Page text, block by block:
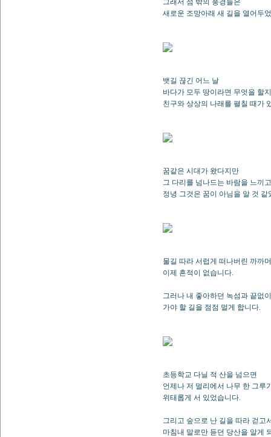
그래서 섬 밖의 풍경들은
새로운 조망아래 새 길을 열어두
뱃길 끊긴 어느 날
바다가 모두 땅이라면 무엇을 할지
친구와 상상의 나래를 펼칠 때가
꿈같은 시대가 왔다지만
그 다리를 넘나드는 바람을 느끼
정녕 그것은 꿈이 아님을 알 것 같
물길 따라 서럽게 떠나버린 까까
이제 흔적이 없습니다.
그러나 내 좋아하던 녹섬과 끝없
가야 할 길을 점점 멀게 합니다.
초등학교 다닐 적 산을 넘으면
언제나 저 멀리에서 나무 한 그루
위태롭게 서 있었습니다.
그리고 숲으로 난 길을 따라 걷고
마침내 말로만 듣던 당산을 알게